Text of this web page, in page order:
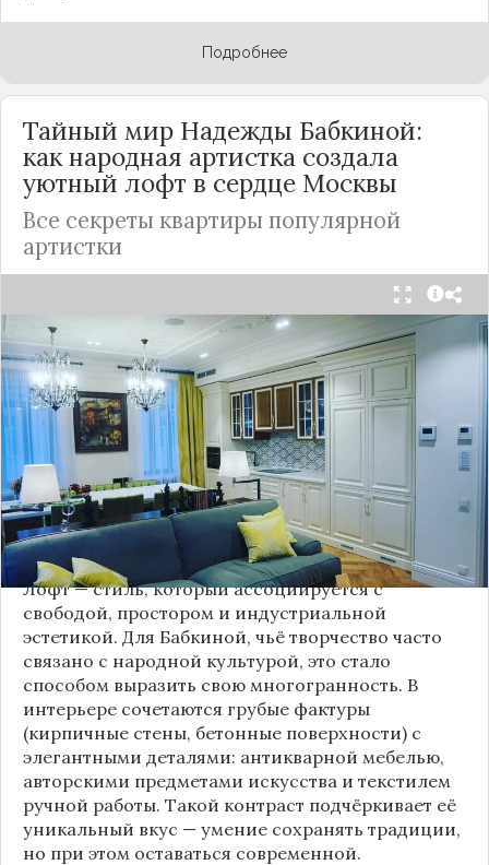
Подробнее
Тайный мир Надежды Бабкиной:
как народная артистка создала
уютный лофт в сердце Москвы
Все секреты квартиры популярной
артистки
Народная артисткаРоссииНадежда Бабкина,
известная своей любовью к традиционному
стилю и народной эстетике, удивила
поклонников, выбрав для своей новой
московской квартиры современный стиль лофт.
Это решение стало настоящим откровением,
демонстрирующим её умение сочетать классику
и актуальные тенденции. Подробности о
проекте раскрывает канал “DOMEO | РЕМОНТ
КВАРТИР | НЕДВИЖИМОСТЬ” 2.
Лофт — стиль, который ассоциируется с
свободой, простором и индустриальной
эстетикой. Для Бабкиной, чьё творчество часто
связано с народной культурой, это стало
способом выразить свою многогранность. В
интерьере сочетаются грубые фактуры
(кирпичные стены, бетонные поверхности) с
элегантными деталями: антикварной мебелью,
авторскими предметами искусства и текстилем
ручной работы. Такой контраст подчёркивает её
уникальный вкус — умение сохранять традиции,
но при этом оставаться современной.